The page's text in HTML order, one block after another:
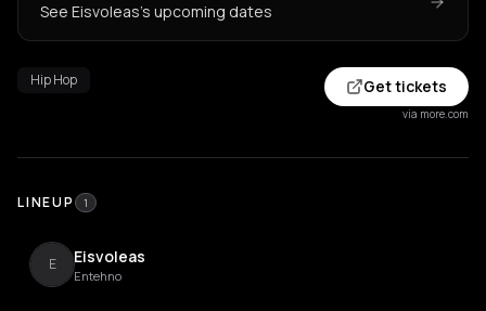
See Eisvoleas's upcoming dates
Hip Hop Get tickets
via more.com
LINEUP 1
E Eisvoleas
Entehno